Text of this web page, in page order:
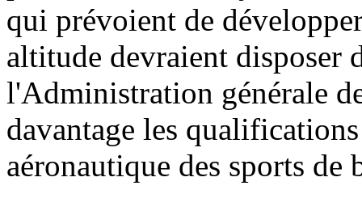
qui prévoient de
altitude devraient disposer
l'Administration générale
davantage les
aéronautique des sports de